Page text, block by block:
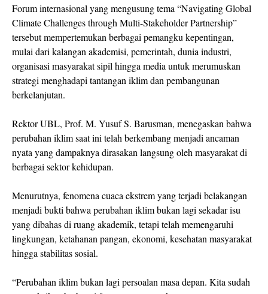
Forum internasional yang mengusung tema “Navigating Global
Climate Challenges through Multi-Stakeholder Partnership”
tersebut mempertemukan berbagai pemangku kepentingan,
mulai dari kalangan akademisi, pemerintah, dunia industri,
organisasi masyarakat sipil hingga media untuk merumuskan
strategi menghadapi tantangan iklim dan pembangunan
berkelanjutan.
Rektor UBL, Prof. M. Yusuf S. Barusman, menegaskan bahwa
perubahan iklim saat ini telah berkembang menjadi ancaman
nyata yang dampaknya dirasakan langsung oleh masyarakat di
berbagai sektor kehidupan.
Menurutnya, fenomena cuaca ekstrem yang terjadi belakangan
menjadi bukti bahwa perubahan iklim bukan lagi sekadar isu
yang dibahas di ruang akademik, tetapi telah memengaruhi
lingkungan, ketahanan pangan, ekonomi, kesehatan masyarakat
hingga stabilitas sosial.
“Perubahan iklim bukan lagi persoalan masa depan. Kita sudah